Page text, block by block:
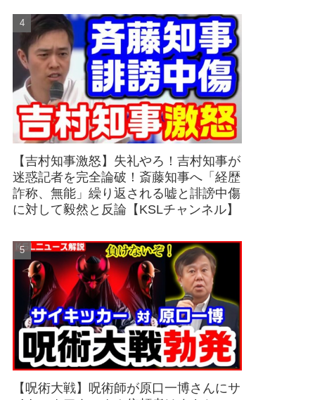
【吉村知事激怒】失礼やろ！吉村知事が
迷惑記者を完全論破！斎藤知事へ「経歴
詐称、無能」繰り返される嘘と誹謗中傷
に対して毅然と反論【KSLチャンネル】
【呪術大戦】呪術師が原口一博さんにサ